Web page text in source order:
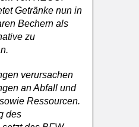
Getränke nun in
Bechern als
zu
verursachen
an Abfall und
Ressourcen.
des